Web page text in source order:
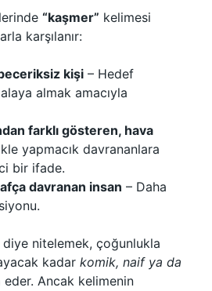
“kaşmer” kelimesi
karşılanır:
kişi – Hedef
almak amacıyla
farklı gösteren, hava
yapmacık davrananlara
bir ifade.
davranan insan – Daha
diye nitelemek, çoğunlukla
kadar komik, naif ya da
Ancak kelimenin